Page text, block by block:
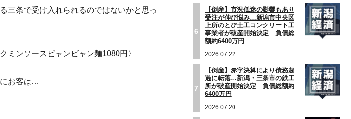
三条で受け入れられるのではないかと思っ
ミンソースビャンビャン麺1080円〉
にお客は…
6
【倒産】市況低迷の影響もあり
受注が伸び悩み…新潟市中央区
上所のとび土工コンクリート工
事業者が破産開始決定 負債総
額約6400万円
2026.07.22
7
【倒産】赤字決算により債務超
過に転落…新潟・三条市の鉄工
所が破産開始決定 負債総額約
6400万円
2026.07.20